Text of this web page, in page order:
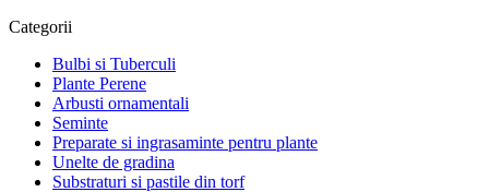
Categorii
Bulbi si Tuberculi
Plante Perene
Arbusti ornamentali
Seminte
Preparate si ingrasaminte pentru plante
Unelte de gradina
Substraturi si pastile din torf